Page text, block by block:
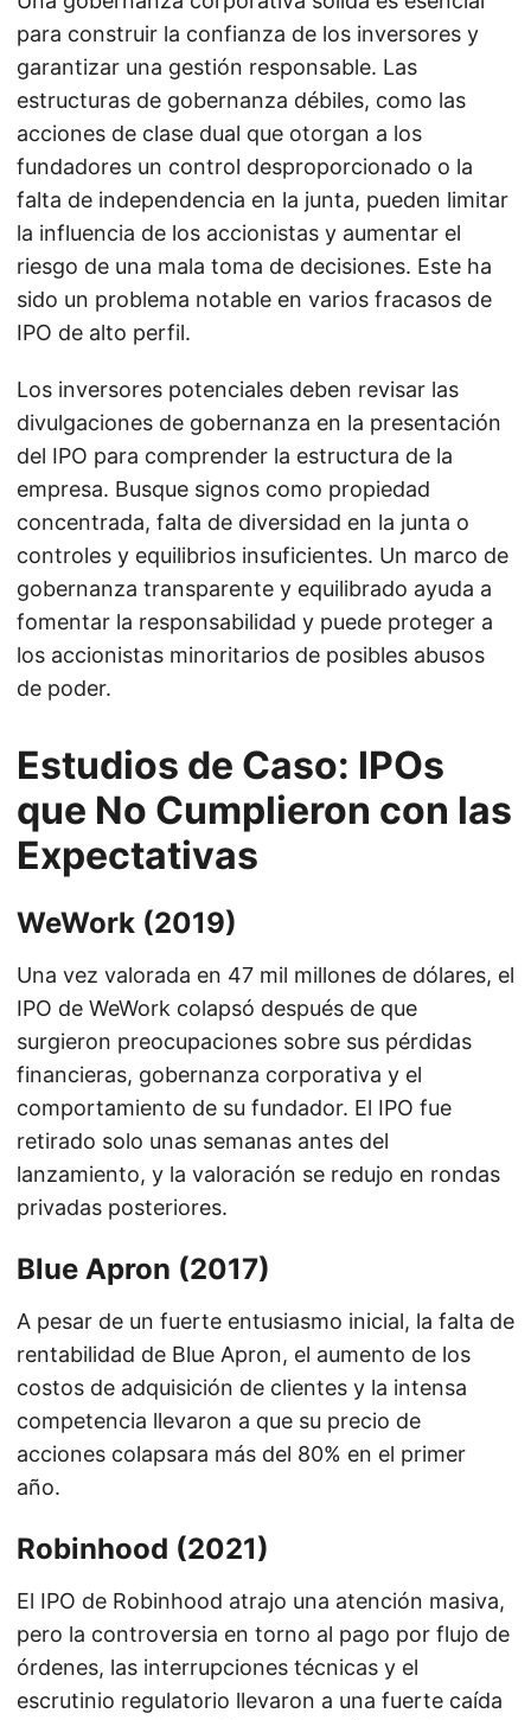
para construir la confianza de los inversores y
garantizar una gestión responsable. Las
estructuras de gobernanza débiles, como las
acciones de clase dual que otorgan a los
fundadores un control desproporcionado o la
falta de independencia en la junta, pueden limitar
la influencia de los accionistas y aumentar el
riesgo de una mala toma de decisiones. Este ha
sido un problema notable en varios fracasos de
IPO de alto perfil.
Los inversores potenciales deben revisar las
divulgaciones de gobernanza en la presentación
del IPO para comprender la estructura de la
empresa. Busque signos como propiedad
concentrada, falta de diversidad en la junta o
controles y equilibrios insuficientes. Un marco de
gobernanza transparente y equilibrado ayuda a
fomentar la responsabilidad y puede proteger a
los accionistas minoritarios de posibles abusos
de poder.
Estudios de Caso: IPOs
que No Cumplieron con las
Expectativas
WeWork (2019)
Una vez valorada en 47 mil millones de dólares, el
IPO de WeWork colapsó después de que
surgieron preocupaciones sobre sus pérdidas
financieras, gobernanza corporativa y el
comportamiento de su fundador. El IPO fue
retirado solo unas semanas antes del
lanzamiento, y la valoración se redujo en rondas
privadas posteriores.
Blue Apron (2017)
A pesar de un fuerte entusiasmo inicial, la falta de
rentabilidad de Blue Apron, el aumento de los
costos de adquisición de clientes y la intensa
competencia llevaron a que su precio de
acciones colapsara más del 80% en el primer
año.
Robinhood (2021)
El IPO de Robinhood atrajo una atención masiva,
pero la controversia en torno al pago por flujo de
órdenes, las interrupciones técnicas y el
escrutinio regulatorio llevaron a una fuerte caída